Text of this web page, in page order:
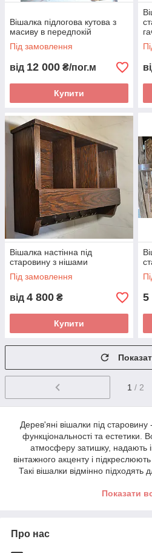
Вішалка підлогова кутова з
масиву в передпокій
Під замовлення
від 12 000 ₴/пог.м
Купити
Вішалка настінна під
старовину з нішами
Під замовлення
від 4 800 ₴
Купити
5
1 / 2
Дерев'яні вішалки під
функціональності та естетики.
атмосферу затишку, надають
вінтажного акценту і підкреслюють
Такі вішалки відмінно підходять
рустик чи
був міцним, довговічним та
Показати
Про нас